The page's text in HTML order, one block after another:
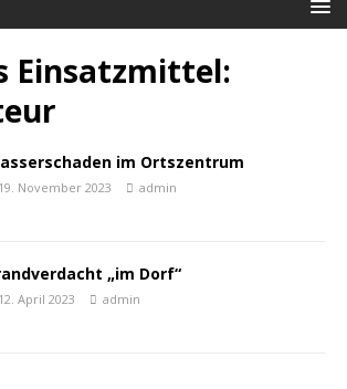
Einsatzmittel:
im Ortszentrum
19. November 2023 admin
„im Dorf“
12. April 2023 admin